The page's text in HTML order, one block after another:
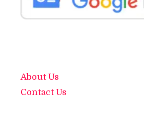
About Us
Contact Us